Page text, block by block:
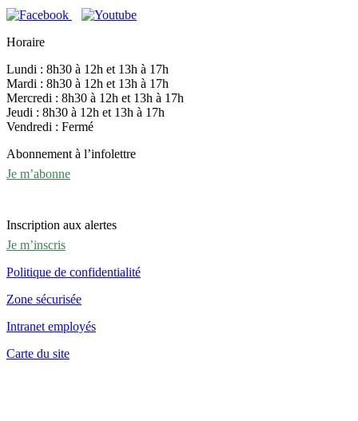
Horaire
Lundi : 8h30 à 12h et 13h à 17h
Mardi : 8h30 à 12h et 13h à 17h
Mercredi : 8h30 à 12h et 13h à 17h
Jeudi : 8h30 à 12h et 13h à 17h
Vendredi : Fermé
Abonnement à l’infolettre
Je m’abonne
Inscription aux alertes
Je m’inscris
Politique de confidentialité
Zone sécurisée
Intranet employés
Carte du site